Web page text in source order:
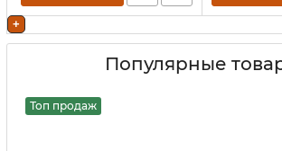
+
Популярные
Топ продаж